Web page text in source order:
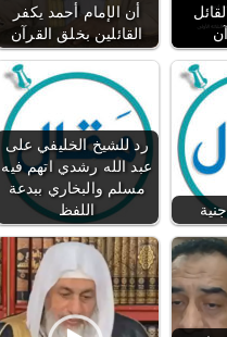
أن الإمام أحمد يكفر
القائلين بخلق القرآن
رد للشيخ الخليفي على
عبد الله رشدي اتهم فيه
مسلم والبخاري ببدعة
اللفظ